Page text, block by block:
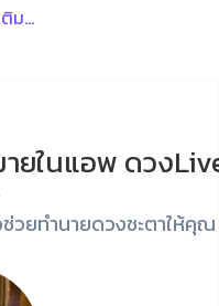
ม...
ยในแอพ ดวง
วยทำนายดวงชะตาให้คุณ